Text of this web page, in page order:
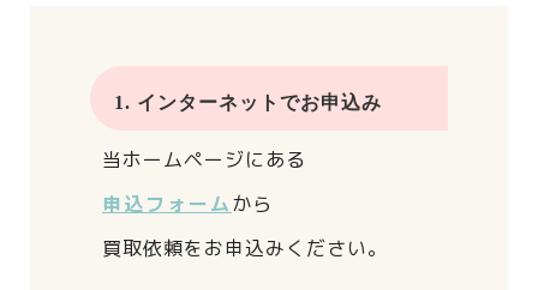
1. インターネットでお申込み
当ホームページにある
申込フォームから
買取依頼をお申込みください。